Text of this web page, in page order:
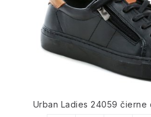
Urban Ladies 24059 čierne